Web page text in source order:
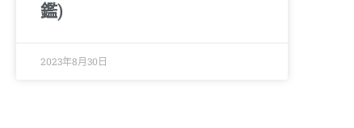
鑑)
2023年8月30日